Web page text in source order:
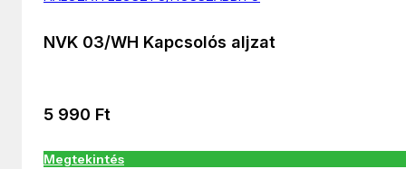
NVK 03/WH Kapcsolós aljzat
5 990 Ft
Megtekintés